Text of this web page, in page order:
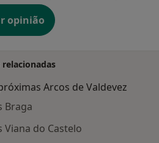
opinião
relacionadas
Arcos de Valdevez
Braga
Viana do Castelo